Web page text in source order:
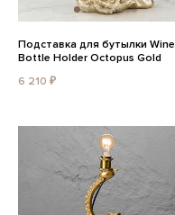
Подставка для бутылки Wine
Bottle Holder Octopus Gold
6 210 ₽